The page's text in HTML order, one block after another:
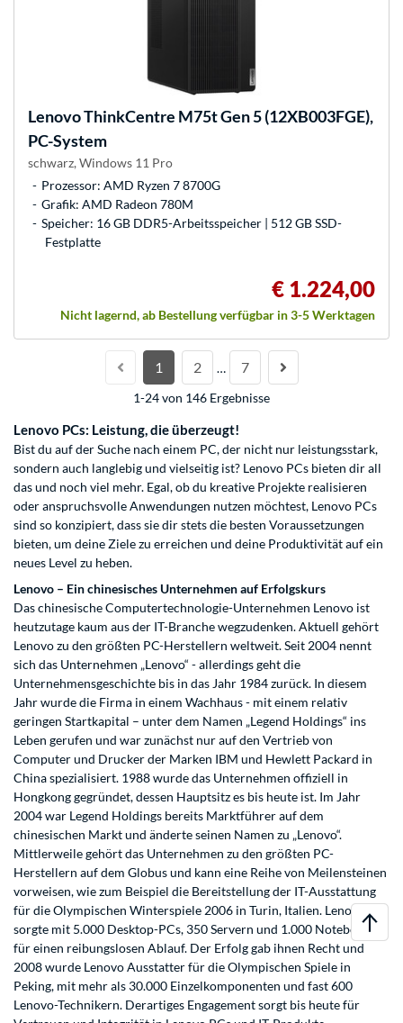
LenovoThinkCentre M75t Gen 5 (12XB003FGE),
PC-System
schwarz, Windows 11 Pro
Prozessor: AMD Ryzen 7 8700G
Grafik: AMD Radeon 780M
Speicher: 16 GB DDR5-Arbeitsspeicher | 512 GB SSD-
Festplatte
€ 1.224,00
Nicht lagernd, ab Bestellung verfügbar in 3-5 Werktagen
1 2 … 7
1-24 von 146 Ergebnisse
Lenovo PCs: Leistung, die überzeugt!
Bist du auf der Suche nach einem PC, der nicht nur leistungsstark,
sondern auch langlebig und vielseitig ist? Lenovo PCs bieten dir all
das und noch viel mehr. Egal, ob du kreative Projekte realisieren
oder anspruchsvolle Anwendungen nutzen möchtest, Lenovo PCs
sind so konzipiert, dass sie dir stets die besten Voraussetzungen
bieten, um deine Ziele zu erreichen und deine Produktivität auf ein
neues Level zu heben.
Lenovo – Ein chinesisches Unternehmen auf Erfolgskurs
Das chinesische Computertechnologie-Unternehmen Lenovo ist
heutzutage kaum aus der IT-Branche wegzudenken. Aktuell gehört
Lenovo zu den größten PC-Herstellern weltweit. Seit 2004 nennt
sich das Unternehmen „Lenovo“ - allerdings geht die
Unternehmensgeschichte bis in das Jahr 1984 zurück. In diesem
Jahr wurde die Firma in einem Wachhaus - mit einem relativ
geringen Startkapital – unter dem Namen „Legend Holdings“ ins
Leben gerufen und war zunächst nur auf den Vertrieb von
Computer und Drucker der Marken IBM und Hewlett Packard in
China spezialisiert. 1988 wurde das Unternehmen offiziell in
Hongkong gegründet, dessen Hauptsitz es bis heute ist. Im Jahr
2004 war Legend Holdings bereits Marktführer auf dem
chinesischen Markt und änderte seinen Namen zu „Lenovo“.
Mittlerweile gehört das Unternehmen zu den größten PC-
Herstellern auf dem Globus und kann eine Reihe von Meilensteinen
vorweisen, wie zum Beispiel die Bereitstellung der IT-Ausstattung
für die Olympischen Winterspiele 2006 in Turin, Italien. Lenovo
sorgte mit 5.000 Desktop-PCs, 350 Servern und 1.000 Notebooks
für einen reibungslosen Ablauf. Der Erfolg gab ihnen Recht und
2008 wurde Lenovo Ausstatter für die Olympischen Spiele in
Peking, mit mehr als 30.000 Einzelkomponenten und fast 600
Lenovo-Technikern. Derartiges Engagement sorgt bis heute für